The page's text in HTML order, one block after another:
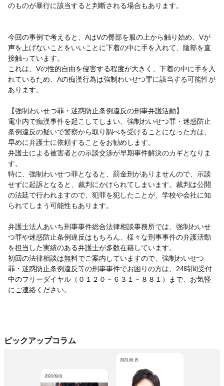
のものが暴行に該当すると判断される場合もあります。
今回の事例で考えると、AはVの臀部を服の上から触り始め、Vが
声を上げないことをいいことに下着の中に手を入れて、陰部を直
接触っています。
これは、Vの性的自由を侵害する程度が大きく、下着の中に手を入
れているため、Aの痴漢行為は強制わいせつ罪に該当する可能性が
あります。
【強制わいせつ罪・迷惑防止条例違反の刑事弁護活動】
電車内で痴漢事件を起こしてしまい、強制わいせつ罪・迷惑防止
条例違反の疑いで警察から取り調べを受けることになった方は、
早めに弁護士に依頼することをお勧めします。
弁護士による被害者との示談交渉が早期事件解決のカギとなりま
す。
特に、強制わいせつ罪となると、罰金刑がありませんので、示談
せずに起訴となると、裁判にかけられてしまいます。裁判は公開
の法廷で行われますので、犯罪を犯したことが、学校や会社に知
られてしまう可能性もあります。
弁護士法人あいち刑事事件総合法律相談事務所では、強制わいせ
つ罪や迷惑防止条例違反はもちろん、様々な刑事事件の弁護活動
を担当した実績のある弁護士が多数在籍しています。
初回の法律相談は無料でご案内していますので、強制わいせつ
罪・迷惑防止条例違反等の刑事事件でお困りの方は、24時間受付
中のフリーダイヤル（０１２０－６３１－８８１）まで、お気軽
にご連絡ください。
ピックアップコラム
2023.09.01
2023.06.15